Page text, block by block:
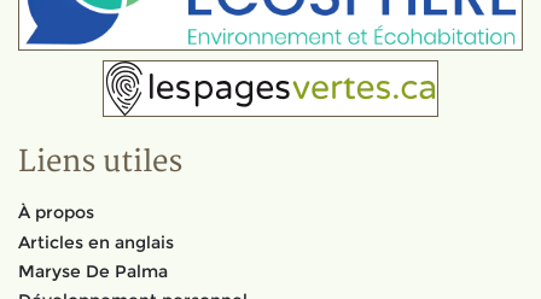
Liens utiles
À propos
Articles en anglais
Maryse De Palma